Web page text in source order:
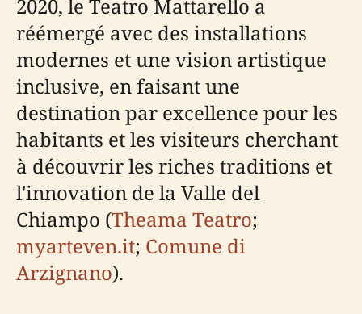
2020, le Teatro Mattarello a
réémergé avec des installations
modernes et une vision artistique
inclusive, en faisant une
destination par excellence pour les
habitants et les visiteurs cherchant
à découvrir les riches traditions et
l'innovation de la Valle del
Chiampo (Theama Teatro;
myarteven.it; Comune di
Arzignano).